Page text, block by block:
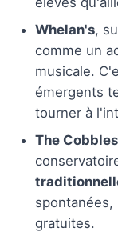
Whelan's,
comme un
musicale.
émergents
tourner à
The
gratuites.